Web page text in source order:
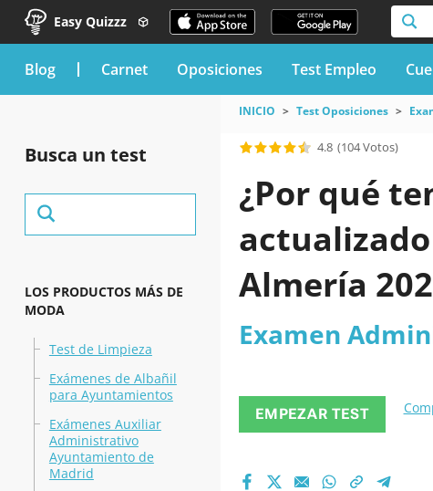
Easy Quizzz
blog Carnet Oposiciones Test Empleo
Busca un test
LOS PRODUCTOS MÁS DE
MODA
Test de Limpieza
Exámenes de Albañil
para Ayuntamientos
Exámenes Auxiliar
Administrativo
Ayuntamiento de
Madrid
INICIO Test Oposiciones
4.8 (104 Votos)
¿Por qué
Almería
Examen
EMPEZAR TEST